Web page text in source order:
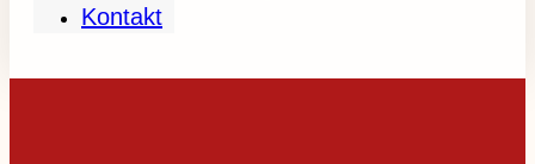
Kontakt